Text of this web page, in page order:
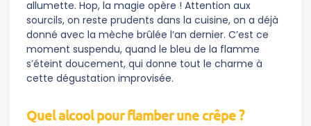
allumette. Hop, la magie opère ! Attention aux
sourcils, on reste prudents dans la cuisine, on a déjà
donné avec la mèche brûlée l’an dernier. C’est ce
moment suspendu, quand le bleu de la flamme
s’éteint doucement, qui donne tout le charme à
cette dégustation improvisée.
Quel alcool pour flamber une crêpe ?